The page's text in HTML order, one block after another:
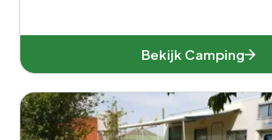
Bekijk Camping